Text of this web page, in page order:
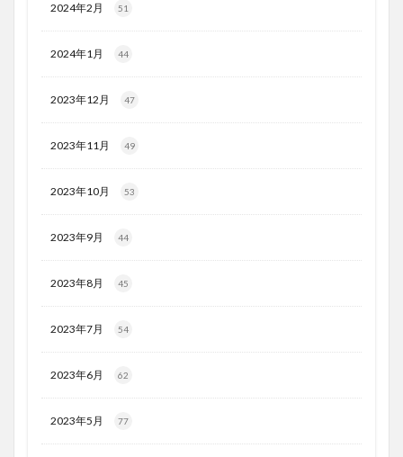
2024年2月 51
2024年1月 44
2023年12月 47
2023年11月 49
2023年10月 53
2023年9月 44
2023年8月 45
2023年7月 54
2023年6月 62
2023年5月 77